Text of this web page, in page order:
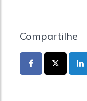
Compartilhe